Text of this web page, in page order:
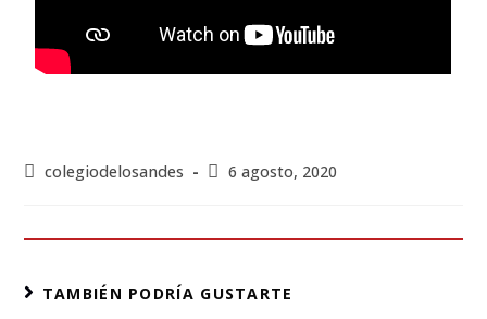
colegiodelosandes 6 agosto, 2020
TAMBIÉN PODRÍA GUSTARTE